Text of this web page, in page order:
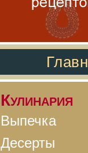
Кулинария
Выпечка
Десерты